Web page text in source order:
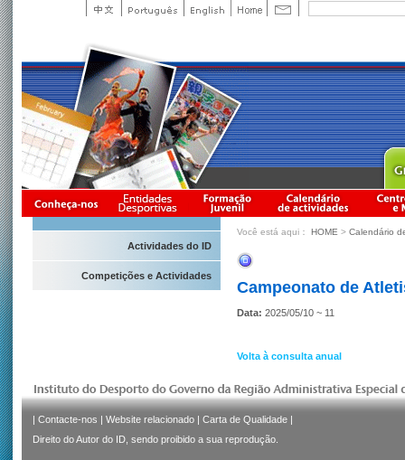
Actividades do ID
Competições e Actividades
Você está aqui： HOME > Calendário
Campeonato de
Data: 2025/05/10 ~ 11
Volta à consulta anual
| Contacte-nos | Website relacionado | Carta de Qualidade |
Direito do Autor do ID, sendo proibido a sua reprodução.